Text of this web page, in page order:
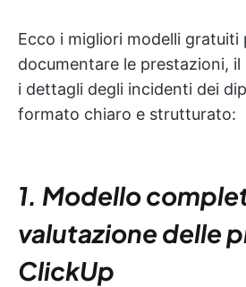
Ecco i migliori modelli gratuiti
documentare le prestazioni,
i dettagli degli incidenti dei
formato chiaro e strutturato:
1. Modello
valutazione delle
ClickUp